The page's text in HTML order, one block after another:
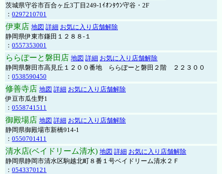
茨城県守谷市百合ヶ丘3丁目249-1ｲｵﾝﾀｳﾝ守谷・2F
： 0297210701
伊東店 地図 詳細 お気に入り店舗解除
静岡県伊東市鎌田１２８８-１
： 0557353001
ららぽーと磐田店 地図 詳細 お気に入り店舗解除
静岡県磐田市高見丘１２００番地 ららぽーと磐田２階 ２２３００
： 0538590450
修善寺店 地図 詳細 お気に入り店舗解除
伊豆市瓜生野1
： 0558741511
御殿場店 地図 詳細 お気に入り店舗解除
静岡県御殿場市新橋914-1
： 0550701411
清水店(ベイドリーム清水) 地図 詳細 お気に入り店舗解除
静岡県静岡市清水区駒越北町８番１号ベイドリーム清水２Ｆ
： 0543370121